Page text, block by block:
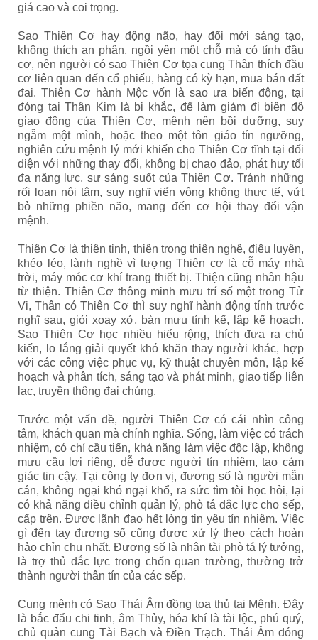
giá cao và coi trọng.
Sao Thiên Cơ hay động não, hay đổi mới sáng tạo,
không thích an phận, ngồi yên một chỗ mà có tính đầu
cơ, nên người có sao Thiên Cơ tọa cung Thân thích đầu
cơ liên quan đến cổ phiếu, hàng có kỳ hạn, mua bán đất
đai. Thiên Cơ hành Mộc vốn là sao ưa biến động, tại
đóng tại Thân Kim là bị khắc, để làm giảm đi biên độ
giao động của Thiên Cơ, mệnh nên bồi dưỡng, suy
ngẫm một mình, hoặc theo một tôn giáo tín ngưỡng,
nghiên cứu mệnh lý mới khiến cho Thiên Cơ tĩnh tại đối
diện với những thay đổi, không bị chao đảo, phát huy tối
đa năng lực, sự sáng suốt của Thiên Cơ. Tránh những
rối loạn nội tâm, suy nghĩ viển vông không thực tế, vứt
bỏ những phiền não, mang đến cơ hội thay đổi vận
mệnh.
Thiên Cơ là thiện tinh, thiện trong thiện nghệ, điêu luyện,
khéo léo, lành nghề vì tượng Thiên cơ là cỗ máy nhà
trời, máy móc cơ khí trang thiết bị. Thiện cũng nhân hậu
từ thiện. Thiên Cơ thông minh mưu trí số một trong Tử
Vi, Thân có Thiên Cơ thì suy nghĩ hành động tính trước
nghĩ sau, giỏi xoay xở, bàn mưu tính kế, lập kế hoạch.
Sao Thiên Cơ học nhiều hiểu rộng, thích đưa ra chủ
kiến, lo lắng giải quyết khó khăn thay người khác, hợp
với các công việc phục vụ, kỹ thuật chuyên môn, lập kế
hoạch và phân tích, sáng tạo và phát minh, giao tiếp liên
lạc, truyền thông đại chúng.
Trước một vấn đề, người Thiên Cơ có cái nhìn công
tâm, khách quan mà chính nghĩa. Sống, làm việc có trách
nhiệm, có chí cầu tiến, khả năng làm việc độc lập, không
mưu cầu lợi riêng, dễ được người tín nhiệm, tạo cảm
giác tin cậy. Tại công ty đơn vị, đương số là người mẫn
cán, không ngại khó ngại khổ, ra sức tìm tòi học hỏi, lại
có khả năng điều chỉnh quản lý, phò tá đắc lực cho sếp,
cấp trên. Được lãnh đạo hết lòng tin yêu tín nhiệm. Việc
gì đến tay đương số cũng được xử lý theo cách hoàn
hảo chỉn chu nhất. Đương số là nhân tài phò tá lý tưởng,
là trợ thủ đắc lực trong chốn quan trường, thường trở
thành người thân tín của các sếp.
Cung mệnh có Sao Thái Âm đồng tọa thủ tại Mệnh. Đây
là bắc đẩu chi tinh, âm Thủy, hóa khí là tài lộc, phú quý,
chủ quản cung Tài Bạch và Điền Trạch. Thái Âm đóng